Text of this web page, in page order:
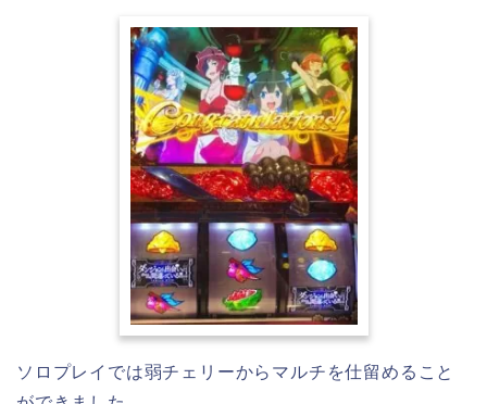
ソロプレイでは弱チェリーからマルチを仕留めること